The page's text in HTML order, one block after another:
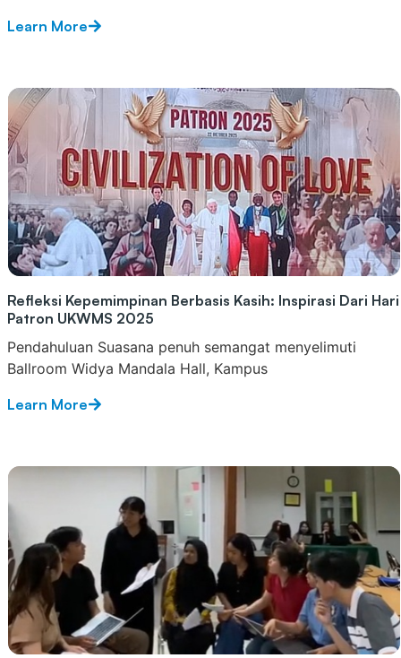
Learn More
Refleksi Kepemimpinan Berbasis Kasih: Inspirasi Dari Hari
Patron UKWMS 2025
Pendahuluan Suasana penuh semangat menyelimuti
Ballroom Widya Mandala Hall, Kampus
Learn More